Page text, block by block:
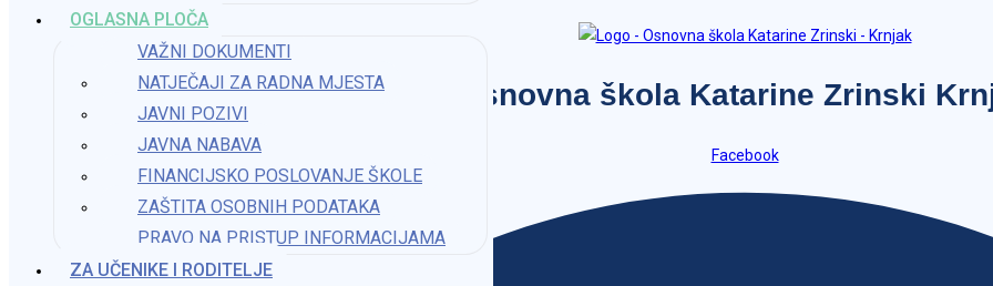
OGLASNA PLOČA
VAŽNI DOKUMENTI
NATJEČAJI ZA RADNA MJESTA
JAVNI POZIVI
JAVNA NABAVA
FINANCIJSKO POSLOVANJE ŠKOLE
ZAŠTITA OSOBNIH PODATAKA
PRAVO NA PRISTUP INFORMACIJAMA​
ZA UČENIKE I RODITELJE
Osnovna škola Katarine Zrinski
Facebook